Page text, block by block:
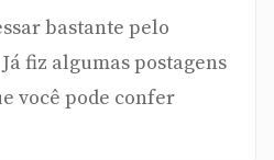
bastante pelo
fiz algumas postagens
você pode confer